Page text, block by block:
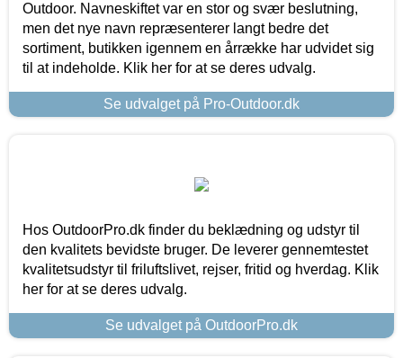
Outdoor. Navneskiftet var en stor og svær beslutning,
men det nye navn repræsenterer langt bedre det
sortiment, butikken igennem en årrække har udvidet sig
til at indeholde. Klik her for at se deres udvalg.
Se udvalget på Pro-Outdoor.dk
Hos OutdoorPro.dk finder du beklædning og udstyr til
den kvalitets bevidste bruger. De leverer gennemtestet
kvalitetsudstyr til friluftslivet, rejser, fritid og hverdag. Klik
her for at se deres udvalg.
Se udvalget på OutdoorPro.dk